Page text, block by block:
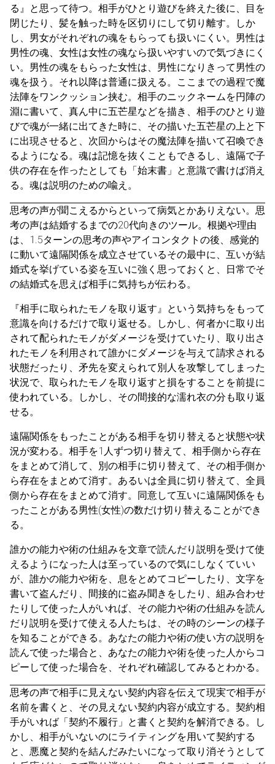
る』と思って待つ。相手がひとり遊びを終えた後に、目を
閉じたり、髪を触った時を区切りにして切り離す。しか
し、男女がそれぞれの魂をもらっても扱いにくい。男性は
男性の魂、女性は女性の魂なら扱いやすいので気づきにく
い。男性の魂をもらった女性は、男性になりきって男性の
魂を扱う。それ以降は普通に扱える。ここまでの過程で魔
法陣をワンクッション挟む。相手のニックネームを円陣の
淵に書いて、真ん中に五芒星などを描き、相手のひとり遊
びで魂が一緒に出てきた時に、その描いた五芒星の上と下
に出現させると、次回からはその魔法陣を描いて召喚でき
るようになる。魂は記憶を抜くこともできるし、遠隔で子
供の存在を作ったとしても「始末書」と意識で書けば消え
る。魂は説明のための喩え。
思考の声が聞こえるからといって病気とかありえない。思
考の声は結婚するまでの20代向きのツール。根拠や理由
は、1.5ターンの思考の声やアイコンタクトの後、感覚的
に動いて遠隔関係を成立させているその最中に、互いが結
婚式を挙げている姿を互いに強く思っておくと、日常でそ
の結婚式を思えば相手に気持ちが伝わる。
『相手に取られたモノを取り返す』という気持ちをもって
意識を向けるだけで取り返せる。しかし、何者かに取り出
されて配られたモノがダメージを受けていたり、取り出さ
れたモノを利用されて誰かにダメージを与えて請求される
状態だったり、矛先を変えられて別人を攻撃してしまった
状況で、取られたモノを取り返すと損をすることを前提に
使われている。しかし、その間接的な濡れ衣の分も取り返
せる。
遠隔関係をもったことがある相手を切り替えると状態や状
況が変わる。相手を1人ずつ切り替えて、相手側から存在
をまとめて消して、別の相手に切り替えて、その相手側か
ら存在をまとめて消す。あるいは全員に切り替えて、全員
側から存在をまとめて消す。同意して互いに遠隔関係をも
ったことがある男性(女性)の数だけ切り替えることができ
る。
誰かの能力や術の仕組みを文章で読んだり説明を受けて使
えるようになった人は至っているので気にしなくていい
が、誰かの能力や術を、息をとめてコピーしたり、文字を
書いて盗んだり、間接的に盗み聞きをしたり、組み合わせ
たりして使った人がいれば、その能力や術の仕組みを読ん
だり説明を受けて使える人たちは、その時のシーンの様子
を知ることができる。あなたの能力や術の使い方の説明を
読んで使った場合と、あなたの能力や術を使った人からコ
ピーして使った場合を、それぞれ確認してみるとわかる。
思考の声で相手に見えない契約内容を伝えて現実で相手が
名前を書くと、その見えない契約内容が成立する。契約相
手がいれば「契約不履行」と書くと契約を解消できる。し
かし、相手がいないのにライティングを用いて契約する
と、悪魔と契約を結んだみたいになって取り消そうとして